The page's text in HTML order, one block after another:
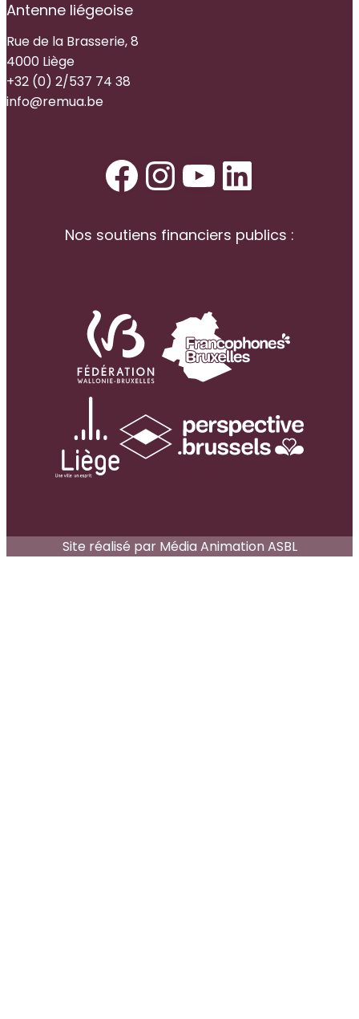
Antenne liégeoise
Rue de la Brasserie, 8
4000 Liège
+32 (0) 2/537 74 38
info@remua.be
Facebook
Instagram
YouTube
Nos soutiens financiers publics :
Site réalisé par Média Animation ASBL